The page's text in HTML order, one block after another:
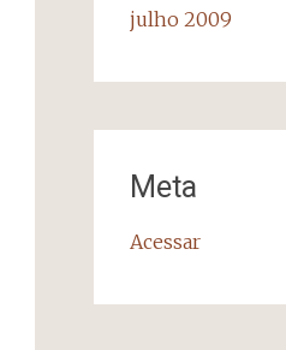
julho 2009
Meta
Acessar